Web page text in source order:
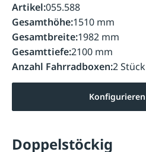
Artikel:055.588
Gesamthöhe:1510 mm
Gesamtbreite:1982 mm
Gesamttiefe:2100 mm
Anzahl Fahrradboxen:2 Stück
Konfigurieren
Doppelstöckig